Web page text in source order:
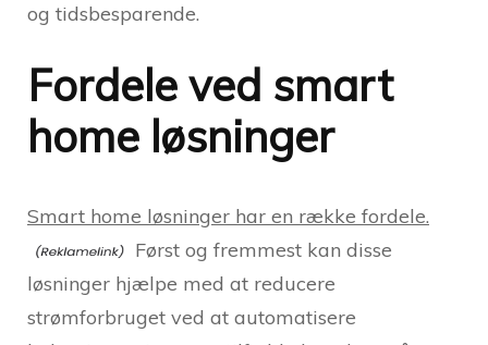
og tidsbesparende.
Fordele ved smart
home løsninger
Smart home løsninger har en række fordele.
Først og fremmest kan disse
løsninger hjælpe med at reducere
strømforbruget ved at automatisere